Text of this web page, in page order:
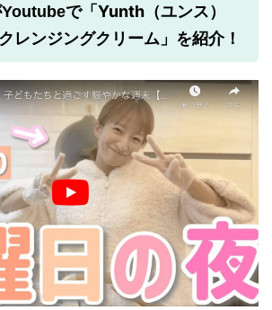
で「Yunth（ユンス）
レンジングクリーム 」を紹介！